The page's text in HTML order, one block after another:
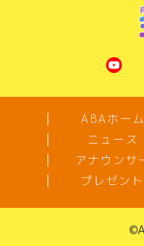
ABAホーム
ニュース
アナウンサ
プレゼント
©